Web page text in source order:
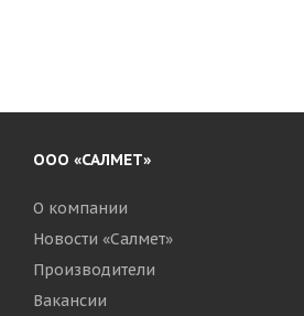
ООО «САЛМЕТ»
О компании
Новости «Салмет»
Производители
Вакансии